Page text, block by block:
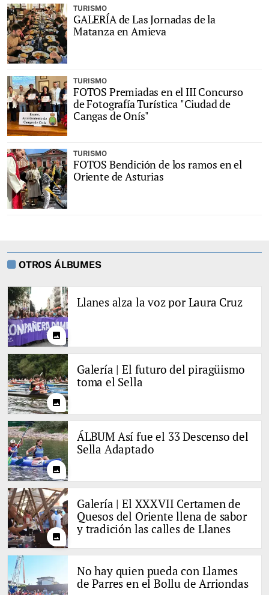
TURISMO
GALERÍA de Las Jornadas de la
Matanza en Amieva
TURISMO
FOTOS Premiadas en el III Concurso
de Fotografía Turística "Ciudad de
Cangas de Onís"
TURISMO
FOTOS Bendición de los ramos en el
Oriente de Asturias
OTROS ÁLBUMES
photo
Llanes alza la voz por Laura Cruz
photo
Galería | El futuro del piragüismo
toma el Sella
photo
ÁLBUM Así fue el 33 Descenso del
Sella Adaptado
photo
Galería | El XXXVII Certamen de
Quesos del Oriente llena de sabor
y tradición las calles de Llanes
No hay quien pueda con Llames
de Parres en el Bollu de Arriondas